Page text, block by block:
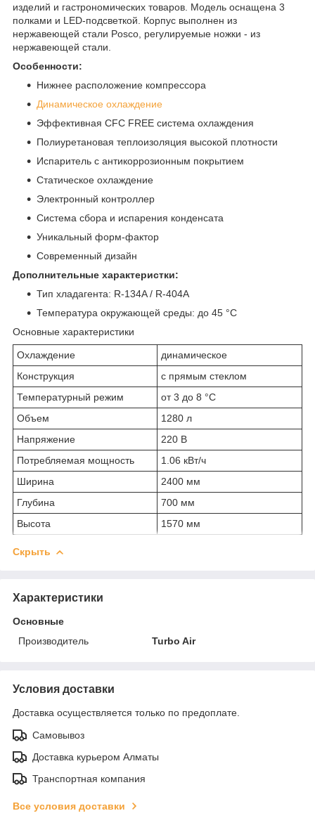
изделий и гастрономических товаров. Модель оснащена 3
полками и LED-подсветкой. Корпус выполнен из
нержавеющей стали Posco, регулируемые ножки - из
нержавеющей стали.
Особенности:
Нижнее расположение компрессора
Динамическое охлаждение
Эффективная CFC FREE система охлаждения
Полиуретановая теплоизоляция высокой плотности
Испаритель с антикоррозионным покрытием
Статическое охлаждение
Электронный контроллер
Система сбора и испарения конденсата
Уникальный форм-фактор
Современный дизайн
Дополнительные характеристки:
Тип хладагента: R-134A / R-404A
Температура окружающей среды: до 45 °С
Основные характеристики
Охлаждение
динамическое
Конструкция
с прямым стеклом
Температурный режим
от 3 до 8 °С
Объем
1280 л
Напряжение
220 В
Потребляемая мощность
1.06 кВт/ч
Ширина
2400 мм
Глубина
700 мм
Высота
1570 мм
Скрыть
Характеристики
Основные
Производитель
Turbo Air
Условия доставки
Доставка осуществляется только по предоплате.
Самовывоз
Доставка курьером Алматы
Транспортная компания
Все условия доставки